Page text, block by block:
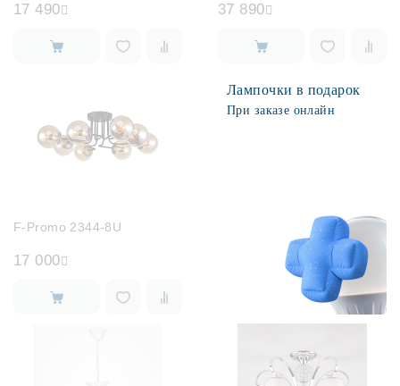
17 490 37 890
F-Promo 2344-8U
17 000
Лампочки в подарок
При заказе онлайн